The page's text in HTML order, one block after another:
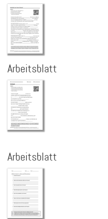
Arbeitsblatt
Arbeitsblatt